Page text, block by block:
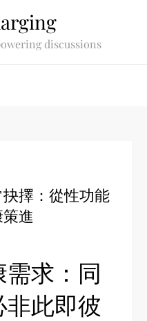
discussions
擇：從性功能
進
求：同
此即彼